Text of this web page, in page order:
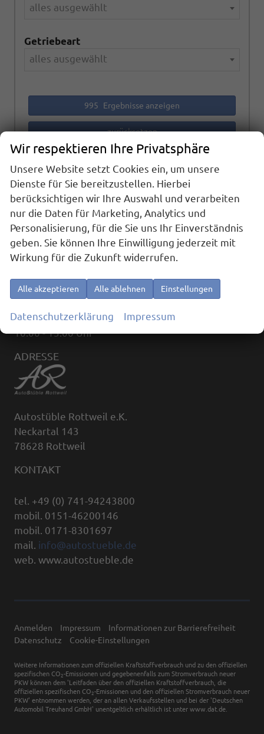
alles ausgewählt
Getriebeart
alles ausgewählt
995 Ergebnisse anzeigen
zurücksetzen
Anmelden
ÖFFNUNGSZEITEN
09:00 - 18:00
Samstag:
10:00 - 13:00 Uhr
ADRESSE
Autostüble Rottweil e.K.
Neckartal 143
78628 Rottweil
KONTAKT
tel. +49 (0) 741-94243800
mobil. 0151-46200146
mobil. 0171-8301697
mail. info@autostueble.de
web. www.autostueble.de
Anmelden Impressum
Informationen zur Barrierefreiheit
Datenschutz
Cookie-Einstellungen
Weitere Informationen zum offiziellen Kraftstoffverbrauch und zu den offiziellen
spezifischen CO 2-Emissionen und gegebenenfalls zum Stromverbrauch neuer
PKW können dem 'Leitfaden über den offiziellen Kraftstoffverbrauch, die
offiziellen spezifischen CO 2-Emissionen und den offiziellen Stromverbrauch neuer
PKW' entnommen werden, der an allen Verkaufsstellen und bei der 'Deutschen
Automobil Treuhand GmbH' unentgeltlich erhältlich ist unter www.dat.de.
Wir respektieren Ihre Privatsphäre
Unsere Website setzt Cookies ein, um unsere
Dienste für Sie bereitzustellen. Hierbei
berücksichtigen wir Ihre Auswahl und verarbeiten
nur die Daten für Marketing, Analytics und
Personalisierung, für die Sie uns Ihr Einverständnis
geben. Sie können Ihre Einwilligung jederzeit mit
Wirkung für die Zukunft widerrufen.
Alle akzeptieren Alle ablehnen Einstellungen
Datenschutzerklärung Impressum